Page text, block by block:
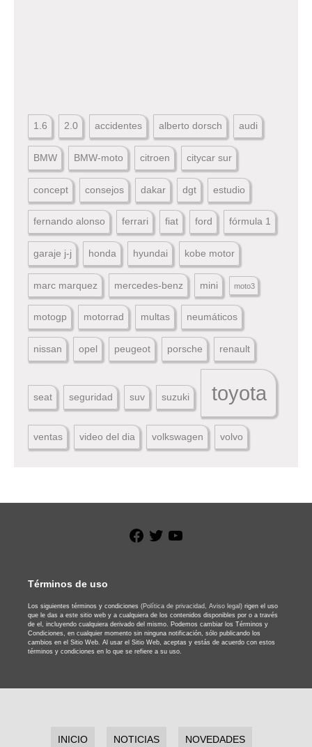
1.6 2.0 accidentes alberto dorsch audi
BMW BMW-moto citroen citycar sur
concept consejos dakar dgt estudio
fernando alonso ferrari fiat ford fórmula 1
garaje j-j honda hyundai kobe motor
marc marquez mercedes-benz mini moto3
motogp motorrad multas neumáticos
nissan opel peugeot porsche renault
seat seguridad suv suzuki toyota
ventas video del dia volkswagen volvo
Facebook
Twitter
Términos de uso
Los siguientes términos y condiciones (Política de privacidad, Aviso legal) rigen el uso
que le das a este sitio web y a cualquiera de los contenidos disponibles por o a través
de el, incluyendo cualquiera derivado del mismo. Podemos cambiar los Términos y
Condiciones, en cualquier momento sin ninguna notificación, sólo publicando los
cambios en el Sitio Web. Al usar el Sitio Web, aceptas y estás de acuerdo con estos
términos y condiciones en lo que se refiere a su uso.
INICIO NOTICIAS NOVEDADES